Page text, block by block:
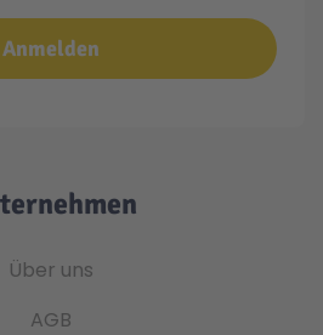
Anmelden
Über uns
AGB